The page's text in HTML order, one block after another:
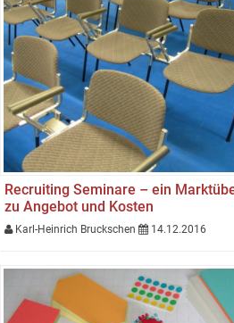
Recruiting Seminare – ein
zu Angebot und Kosten
Karl-Heinrich Bruckschen 14.12.2016